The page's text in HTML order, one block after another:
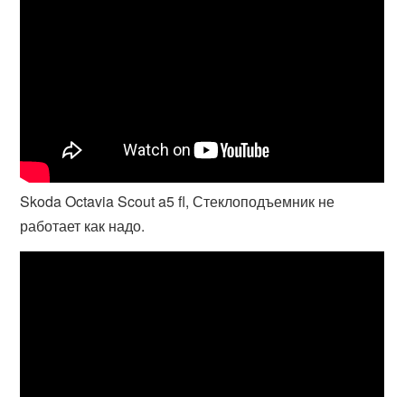
Skoda Octavia Scout a5 fl, Стеклоподъемник не
работает как надо.